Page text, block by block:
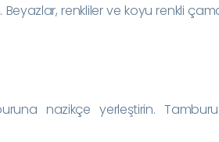
Beyazlar, renkliler ve koyu renkli
nazikçe yerleştirin. Tamburu